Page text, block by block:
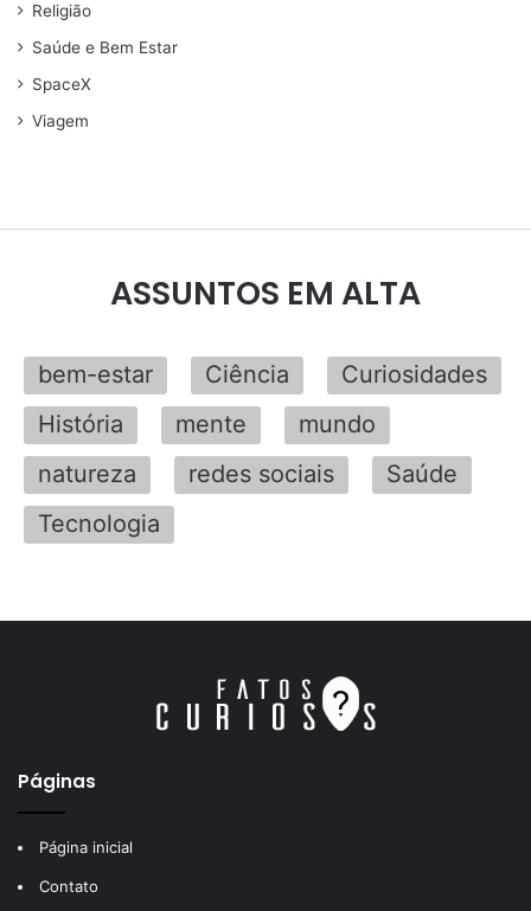
Religião
Saúde e Bem Estar
SpaceX
Viagem
ASSUNTOS EM ALTA
bem-estar Ciência
Curiosidades
História
mente
mundo
natureza
redes sociais
Saúde
Tecnologia
Páginas
Página inicial
Contato